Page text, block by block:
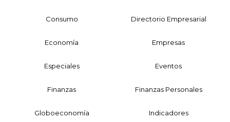
Consumo Directorio Empresarial
Economía Empresas
Especiales Eventos
Finanzas Finanzas Personales
Globoeconomía Indicadores